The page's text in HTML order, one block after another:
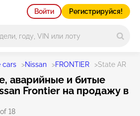
Войти Регистрируйся!
cars >Nissan >FRONTIER >State AR
аварийные и битые
Frontier на продажу в
18